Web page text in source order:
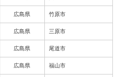
広島県 竹原市
広島県 三原市
広島県 尾道市
広島県 福山市